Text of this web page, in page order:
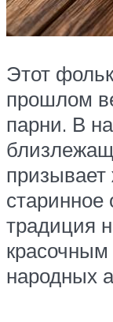
Этот
прошлом
парни. В
традиция
красочным
народных